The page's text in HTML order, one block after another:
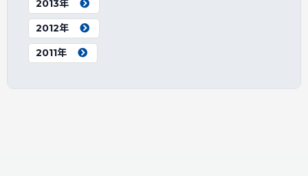
2013年
2012年
2011年